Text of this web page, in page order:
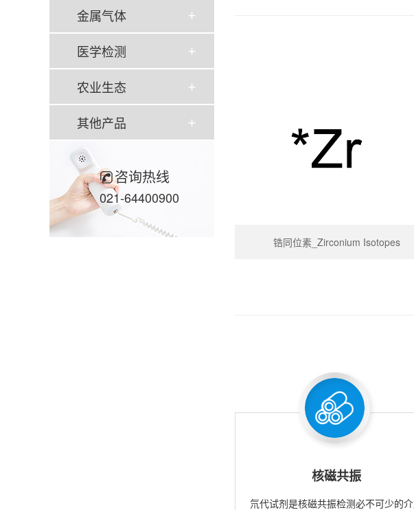
金属气体
医学检测
农业生态
其他产品
咨询热线
021-64400900
锆同位素_Zirconium Isotopes
核磁共振
氘代试剂是核磁共振检测必不可少的